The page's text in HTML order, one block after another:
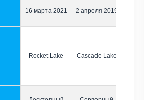
16 марта 2021 2 апреля 2019
Rocket Lake Cascade Lake